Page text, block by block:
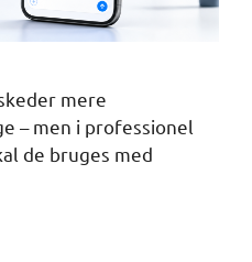
mere
– men i professionel
de bruges med